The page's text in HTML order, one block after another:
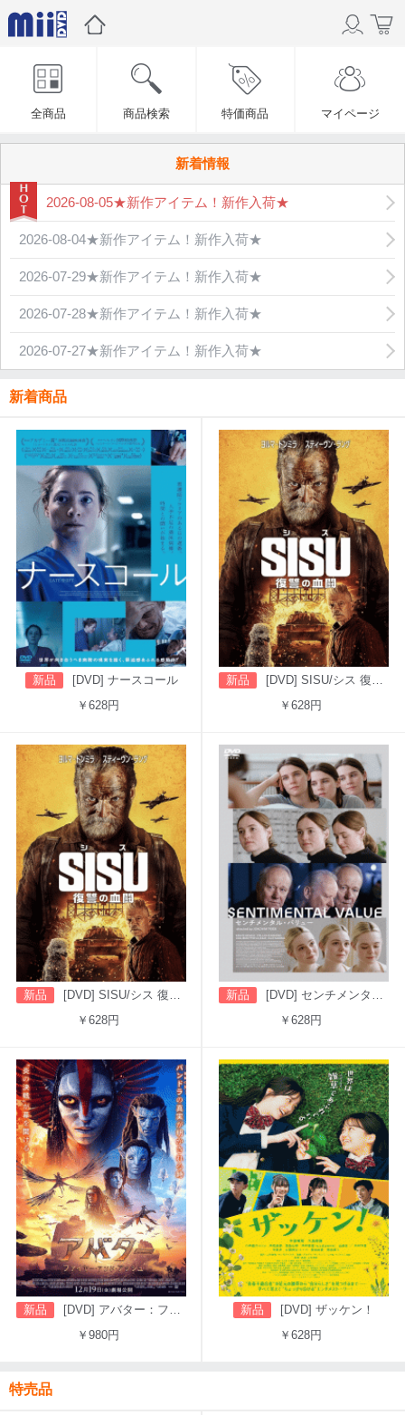
全商品 商品検索 特価商品 マイページ
新着情報
2026-08-05★新作アイテム！新作入荷★
2026-08-04★新作アイテム！新作入荷★
2026-07-29★新作アイテム！新作入荷★
2026-07-28★新作アイテム！新作入荷★
2026-07-27★新作アイテム！新作入荷★
新着商品
新品
[DVD] ナースコール
￥628円
新品
[DVD] SISU/シス 復讐の血闘（吹替版）
￥628円
新品
[DVD] SISU/シス 復讐の血闘（字幕版）
￥628円
新品
[DVD] センチメンタル・バリュー
￥628円
新品
[DVD] アバター：ファイヤー・アンド・アッシュ
￥980円
新品
[DVD] ザッケン！
￥628円
特売品